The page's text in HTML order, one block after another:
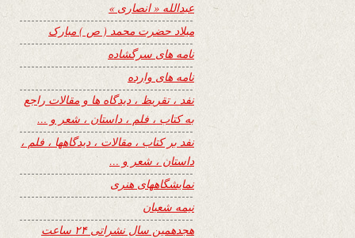
عبدالله « انصاری »
میلاد حضرت محمد ( ص ) مبارک
نامه های سرگشاده
نامه های وارده
نفد ، تقریظ ، دیدگاه ها و مقالات راجع
به کتاب ، فلم ، داستان ، شعر و …
نفد بر کتاب ، مقالات ، دیدگاهها ، فلم ،
داستان ، شعر و …
نمایشگاههای هنری
نیمه شعبان
هجدهمین سال نشراتی ۲۴ ساعت